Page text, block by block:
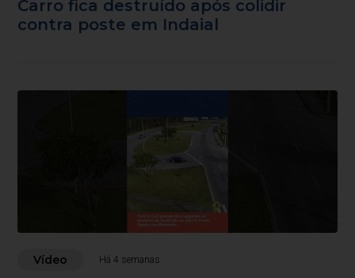
Carro fica destruído após colidir
contra poste em Indaial
Vídeo Há 4 semanas